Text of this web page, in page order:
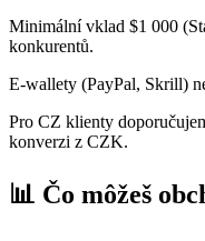
Minimální vklad $1 000
konkurentů.
E-wallety (PayPal, Skrill)
Pro CZ klienty
konverzi z CZK.
📊 Čo môžeš